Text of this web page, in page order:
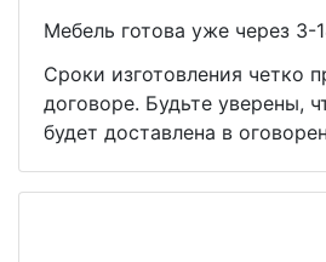
Мебель готова уже через 3-
Сроки изготовления четко
договоре. Будьте уверены,
будет доставлена в